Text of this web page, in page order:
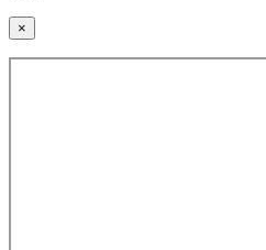
×